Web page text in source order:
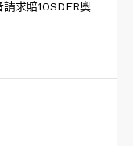
求賠1OSDER奧